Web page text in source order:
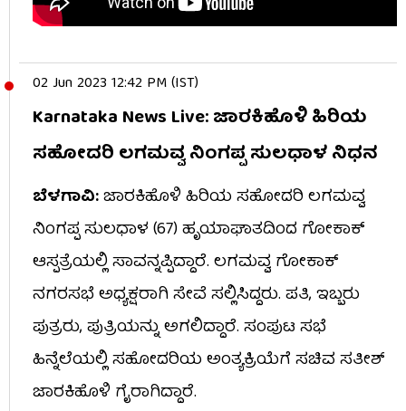
02 Jun 2023 12:42 PM (IST)
Karnataka News Live: ಜಾರಕಿಹೊಳಿ ಹಿರಿಯ
ಸಹೋದರಿ ಲಗಮವ್ವ ನಿಂಗಪ್ಪ ಸುಲಧಾಳ ನಿಧನ
ಬೆಳಗಾವಿ:ಜಾರಕಿಹೊಳಿ ಹಿರಿಯ ಸಹೋದರಿ ಲಗಮವ್ವ
ನಿಂಗಪ್ಪ ಸುಲಧಾಳ (67) ಹೃಯಾಘಾತದಿಂದ ಗೋಕಾಕ್​​​
ಆಸ್ಪತ್ರೆಯಲ್ಲಿ ಸಾವನ್ನಪ್ಪಿದ್ದಾರೆ. ಲಗಮವ್ವ ಗೋಕಾಕ್​​
ನಗರಸಭೆ ಅಧ್ಯಕ್ಷರಾಗಿ ಸೇವೆ ಸಲ್ಲಿಸಿದ್ದರು. ಪತಿ, ಇಬ್ಬರು
ಪುತ್ರರು, ಪುತ್ರಿಯನ್ನು ಅಗಲಿದ್ದಾರೆ. ಸಂಪುಟ ಸಭೆ
ಹಿನ್ನೆಲೆಯಲ್ಲಿ ಸಹೋದರಿಯ ಅಂತ್ಯಕ್ರಿಯೆಗೆ ಸಚಿವ ಸತೀಶ್
ಜಾರಕಿಹೊಳಿ ಗೈರಾಗಿದ್ದಾರೆ.